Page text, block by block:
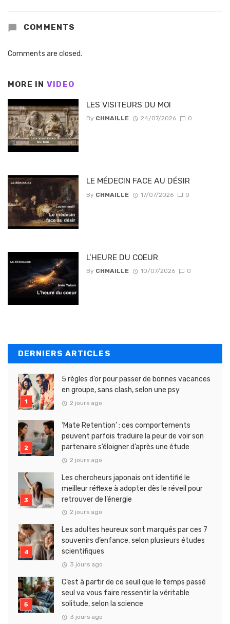
COMMENTS
Comments are closed.
MORE IN VIDEO
LES VISITEURS DU MOI
By CHMAILLE 24/07/2026 0
LE MÉDECIN FACE AU DÉSIR
By CHMAILLE 17/07/2026 0
L’HEURE DU COEUR
By CHMAILLE 10/07/2026 0
DERNIERS ARTICLES
5 règles d’or pour passer de bonnes vacances
en groupe, sans clash, selon une psy
2 jours ago
‘Mate Retention’ : ces comportements
peuvent parfois traduire la peur de voir son
partenaire s’éloigner d’après une étude
2 jours ago
Les chercheurs japonais ont identifié le
meilleur réflexe à adopter dès le réveil pour
retrouver de l’énergie
2 jours ago
Les adultes heureux sont marqués par ces 7
souvenirs d’enfance, selon plusieurs études
scientifiques
3 jours ago
C’est à partir de ce seuil que le temps passé
seul va vous faire ressentir la véritable
solitude, selon la science
3 jours ago